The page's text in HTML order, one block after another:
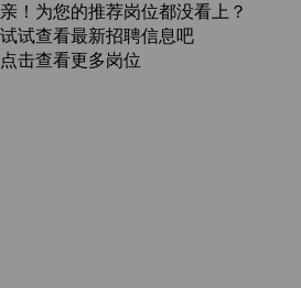
亲！为您的推荐岗位都没看上？
试试查看最新招聘信息吧
点击查看更多岗位